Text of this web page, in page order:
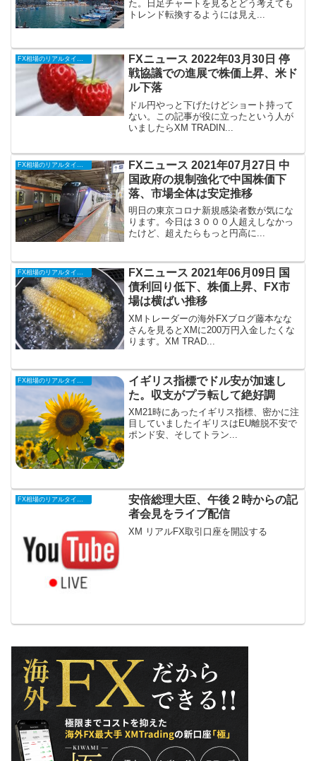
た。日足チャートを見るとどう考えても
トレンド転換するようには見え...
FX相場のリアルタイム情報
FXニュース 2022年03月30日 停
戦協議での進展で株価上昇、米ド
ル下落
ドル円やっと下げたけどショート持って
ない。この記事が役に立ったという人が
いましたらXM TRADIN...
FXニュース 2021年07月27日 中
国政府の規制強化で中国株価下
落、市場全体は安定推移
明日の東京コロナ新規感染者数が気にな
ります。今日は３０００人超えしなかっ
たけど、超えたらもっと円高に...
FX相場のリアルタイム情報
FXニュース 2021年06月09日 国
債利回り低下、株価上昇、FX市
場は横ばい推移
XMトレーダーの海外FXブログ藤本なな
さんを見るとXMに200万円入金したくな
ります。XM TRAD...
イギリス指標でドル安が加速し
た。収支がプラ転して絶好調
XM21時にあったイギリス指標、密かに注
目していましたイギリスはEU離脱不安で
ポンド安、そしてトラン...
FX相場のリアルタイム情報
安倍総理大臣、午後２時からの記
者会見をライブ配信
XM リアルFX取引口座を開設する